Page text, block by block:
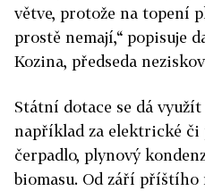
větve, protože na topení
prostě nemají,“ popisuje
Kozina, předseda
Státní dotace se dá
například za elektrické či
čerpadlo, plynový
biomasu. Od září příštího